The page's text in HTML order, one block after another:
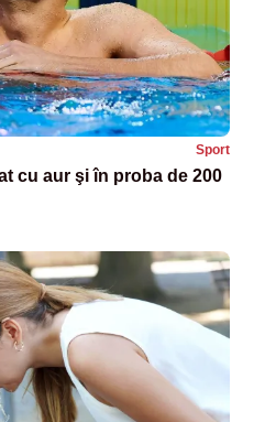
Sport
cu aur şi în proba de 200